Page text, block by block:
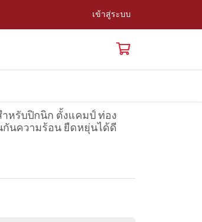
เข้าสู่ระบบ
ำหรับปิกนิก ตั้งแคมป์ ท่อง
กันความร้อน ยืดหยุ่นได้ดี